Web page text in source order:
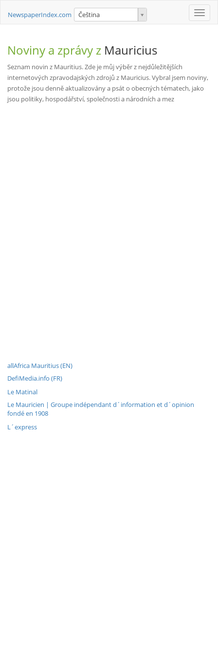
Toggle
NewspaperIndex.com Čeština
Noviny a zprávy z Mauricius
Seznam novin z Mauritius. Zde je můj výběr z nejdůležitějších
internetových zpravodajských zdrojů z Mauricius. Vybral jsem noviny,
protože jsou denně aktualizovány a psát o obecných tématech, jako
jsou politiky, hospodářství, společnosti a národních a mez
allAfrica Mauritius (EN)
DefiMedia.info (FR)
Le Matinal
Le Mauricien | Groupe indépendant d´information et d´opinion
fondé en 1908
L´express